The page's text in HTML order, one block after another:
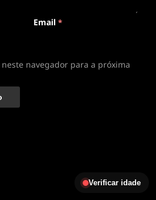
Email *
navegador para a próxima
Verificar idade